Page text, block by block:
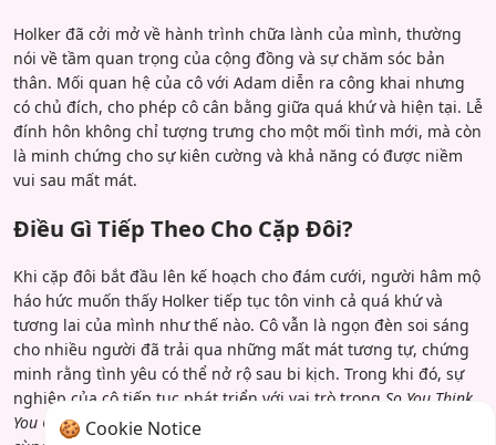
Holker đã cởi mở về hành trình chữa lành của mình, thường
nói về tầm quan trọng của cộng đồng và sự chăm sóc bản
thân. Mối quan hệ của cô với Adam diễn ra công khai nhưng
có chủ đích, cho phép cô cân bằng giữa quá khứ và hiện tại. Lễ
đính hôn không chỉ tượng trưng cho một mối tình mới, mà còn
là minh chứng cho sự kiên cường và khả năng có được niềm
vui sau mất mát.
Điều Gì Tiếp Theo Cho Cặp Đôi?
Khi cặp đôi bắt đầu lên kế hoạch cho đám cưới, người hâm mộ
háo hức muốn thấy Holker tiếp tục tôn vinh cả quá khứ và
tương lai của mình như thế nào. Cô vẫn là ngọn đèn soi sáng
cho nhiều người đã trải qua những mất mát tương tự, chứng
minh rằng tình yêu có thể nở rộ sau bi kịch. Trong khi đó, sự
nghiệp của cô tiếp tục phát triển với vai trò trong So You Think
You Can Dance. Hiện tại, lễ kỷ niệm vẫn tiếp diễn, và thế giới
🍪 Cookie Notice